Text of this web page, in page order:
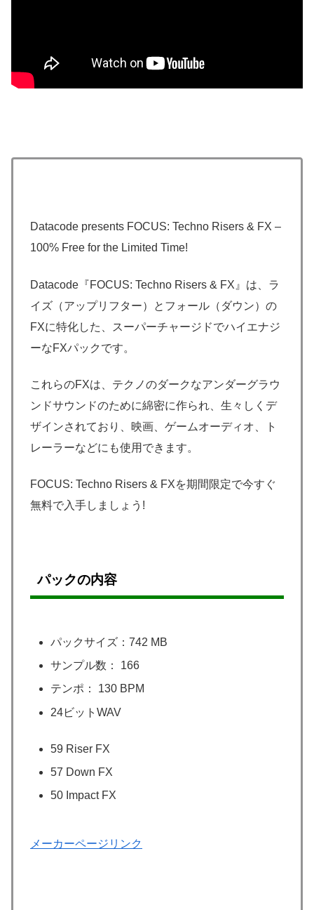
Datacode presents FOCUS: Techno Risers & FX –
100% Free for the Limited Time!
Datacode『FOCUS: Techno Risers & FX』は、ラ
イズ（アップリフター）とフォール（ダウン）の
FXに特化した、スーパーチャージドでハイエナジ
ーなFXパックです。
これらのFXは、テクノのダークなアンダーグラウ
ンドサウンドのために綿密に作られ、生々しくデ
ザインされており、映画、ゲームオーディオ、ト
レーラーなどにも使用できます。
FOCUS: Techno Risers & FXを期間限定で今すぐ
無料で入手しましょう!
パックの内容
パックサイズ：742 MB
サンプル数： 166
テンポ： 130 BPM
24ビットWAV
59 Riser FX
57 Down FX
50 Impact FX
メーカーページリンク